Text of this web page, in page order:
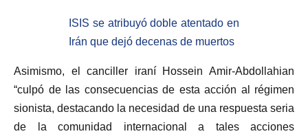
ISIS se atribuyó doble atentado en
Irán que dejó decenas de muertos
Asimismo, el canciller iraní Hossein Amir-Abdollahian
“culpó de las consecuencias de esta acción al régimen
sionista, destacando la necesidad de una respuesta seria
de la comunidad internacional a tales acciones